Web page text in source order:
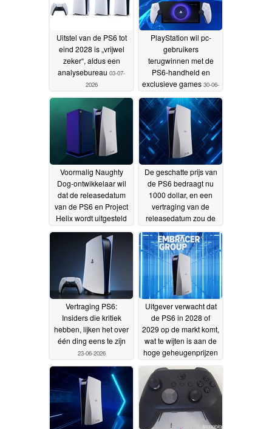
Uitstel van de PS6 tot
eind 2028 is „vrijwel
zeker“, aldus een
analysebureau 03-07-
2026
PlayStation wil pc-
gebruikers
terugwinnen met de
PS6-handheld en
exclusieve games 30-06-
2026
Voormalig Naughty
Dog-ontwikkelaar wil
dat de releasedatum
van de PS6 en Project
Helix wordt uitgesteld
tot 2030 of later30-06-
2026
De geschatte prijs van
de PS6 bedraagt nu
1000 dollar, en een
vertraging van de
releasedatum zou de
kosten van de console
nog verder kunnen
doen stijgen28-06-2026
Vertraging PS6:
Insiders die kritiek
hebben, lijken het over
één ding eens te zijn
23-06-2026
Uitgever verwacht dat
de PS6 in 2028 of
2029 op de markt komt,
wat te wijten is aan de
hoge geheugenprijzen
19-06-2026